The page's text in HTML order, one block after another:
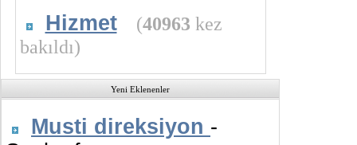
Hizmet (40963 kez
bakıldı)
Yeni Eklenenler
Musti direksiyon -